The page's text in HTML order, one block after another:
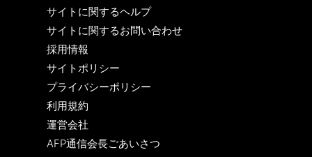
サイトに関するヘルプ
サイトに関するお問い合わせ
採用情報
サイトポリシー
プライバシーポリシー
利用規約
運営会社
AFP通信会長ごあいさつ